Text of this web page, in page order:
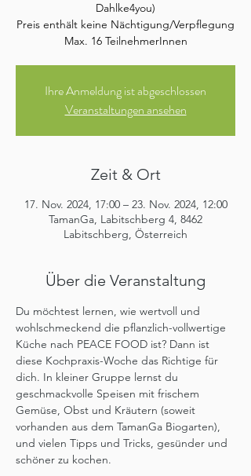
Dahlke4you)
Preis enthält keine Nächtigung/Verpflegung
Max. 16 TeilnehmerInnen
Ihre Anmeldung ist abgeschlossen
Veranstaltungen ansehen
Zeit & Ort
17. Nov. 2024, 17:00 – 23. Nov. 2024, 12:00
TamanGa, Labitschberg 4, 8462
Labitschberg, Österreich
Über die Veranstaltung
Du möchtest lernen, wie wertvoll und
wohlschmeckend die pflanzlich-vollwertige
Küche nach PEACE FOOD ist? Dann ist
diese Kochpraxis-Woche das Richtige für
dich. In kleiner Gruppe lernst du
geschmackvolle Speisen mit frischem
Gemüse, Obst und Kräutern (soweit
vorhanden aus dem TamanGa Biogarten),
und vielen Tipps und Tricks, gesünder und
schöner zu kochen.